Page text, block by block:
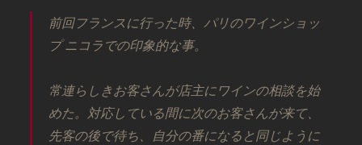
前回フランスに行った時、パリのワインショッ
プ ニコラでの印象的な事。
常連らしきお客さんが店主にワインの相談を始
めた。対応している間に次のお客さんが来て、
先客の後で待ち、自分の番になると同じように